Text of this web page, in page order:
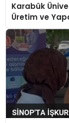
Karabük
Üretim ve